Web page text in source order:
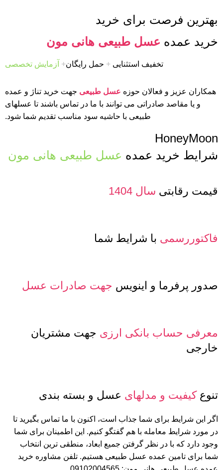
بهترین فرصت برای خرید
خرید عمده عسل طبیعی هانی مون
تخفیف استثنایی + حمل رایگان+ آزمایش تخصصی
همکاران عزیز و فعالان حوزه عسل طبیعی جهت خرید تناژ و عمده
و یا مقاصد صادراتی می توانند با ما در تماس باشند تا عسلهای
طبیعی با حاشیه سود مناسب تقدیم شما شود.
HoneyMoon
شرایط خرید عمده عسل طبیعی هانی مون
قیمت رقابتی سال 1404
فاکتوررسمی با شرایط شما
صدور پرفرما و اینویس جهت صادرات عسل
معرفی حساب بانکی ارزی جهت مشتریان
خارجی
تنوعکیفیت و مدلهای عسل و بسته بندی
اگر این شرایط برای شما جذاب است، اکنون با ما تماس بگیرید تا
در مورد شرایط معامله با هم گفتگو کنیم. این اطمینان برای شما
وجود دارد که با در نظر گرفتن جمیع ابعاد، منطقی ترین انتخاب
شما برای تامین عمده عسل طبیعی هستیم. تلفن مشاوره خرید